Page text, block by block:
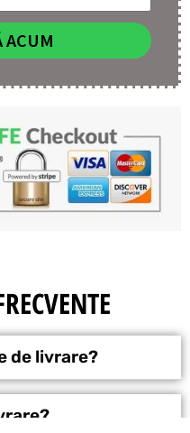
ACUM
de livrare?